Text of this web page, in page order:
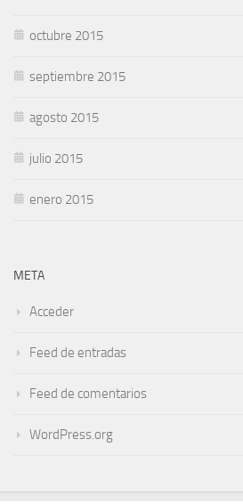
octubre 2015
septiembre 2015
agosto 2015
julio 2015
enero 2015
META
Acceder
Feed de entradas
Feed de comentarios
WordPress.org